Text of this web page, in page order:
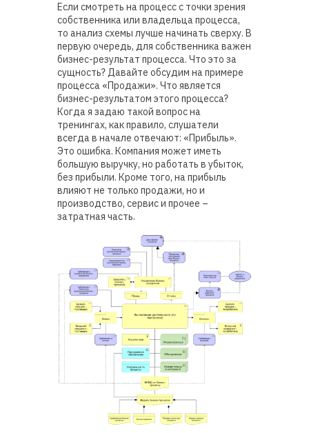
Если смотреть на процесс с точки зрения
собственника или владельца процесса,
то анализ схемы лучше начинать сверху. В
первую очередь, для собственника важен
бизнес-результат процесса. Что это за
сущность? Давайте обсудим на примере
процесса «Продажи». Что является
бизнес-результатом этого процесса?
Когда я задаю такой вопрос на
тренингах, как правило, слушатели
всегда в начале отвечают: «Прибыль».
Это ошибка. Компания может иметь
большую выручку, но работать в убыток,
без прибыли. Кроме того, на прибыль
влияют не только продажи, но и
производство, сервис и прочее –
затратная часть.